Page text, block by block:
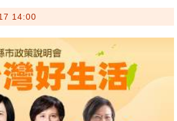
14:00